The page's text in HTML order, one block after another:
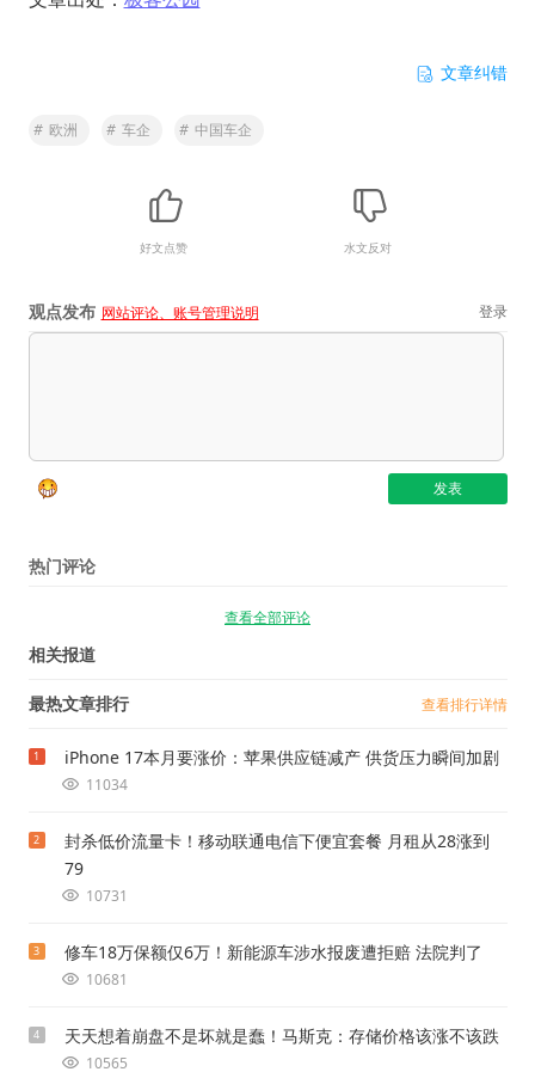
文章纠错
# 欧洲 # 车企 # 中国车企
好文点赞 水文反对
观点发布 网站评论、账号管理说明 登录
热门评论
查看全部评论
相关报道
最热文章排行 查看排行详情
1 iPhone 17本月要涨价：苹果供应链减产 供货压力瞬间加剧
11034
2
封杀低价流量卡！移动联通电信下便宜套餐 月租从28涨到
79
10731
3 修车18万保额仅6万！新能源车涉水报废遭拒赔 法院判了
10681
4 天天想着崩盘不是坏就是蠢！马斯克：存储价格该涨不该跌
10565